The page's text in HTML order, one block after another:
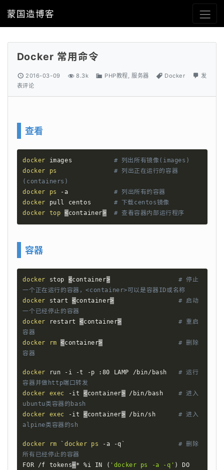
蒙国造博客
Docker 常用命令
2016-03-09 8.3k PHP教程, 服务器 Docker
发
表评论
查看
docker images # 列出所有镜像(images)
docker
ps
# 列出正在运行的容器
(containers)
docker
ps -a # 列出所有的容器
docker pull centos # 下载centos镜像
docker
top <container> # 查看容器内部运行程序
容器
docker stop <container>
# 停止
一个正在运行的容器，<container>可以是容器ID或名称
docker start <container>
# 启动
一个已经停止的容器
docker restart <container>
# 重启
容器
docker
rm <container>
# 删除
容器
docker run -i -t -p :80 LAMP /bin/bash # 运行
容器并做http端口转发
docker
exec -it <container> /bin/bash # 进入
ubuntu类容器的bash
docker
exec -it <container> /bin/sh # 进入
alpine类容器的sh
docker rm ` docker ps -a -q `
# 删除
所有已经停止的容器
FOR /f tokens=* %i IN ( 'docker ps -a -q' )